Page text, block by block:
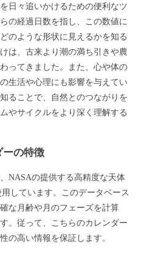
日々追いかけるための便利なツ
の経過日数を指し、この数値に
のような形状に見えるかを知る
は、古来より潮の満ち引きや農
ってきました。また、心や体の
生活や心理にも影響を与えてい
ることで、自然とのつながりを
やサイクルをより深く理解する
ーの特徴
NASAの提供する高精度な天体
しています。このデータベース
な月齢や月のフェーズを計算
。従って、こちらのカレンダー
の高い情報を保証します。